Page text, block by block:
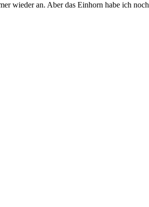
wieder an. Aber das Einhorn habe ich